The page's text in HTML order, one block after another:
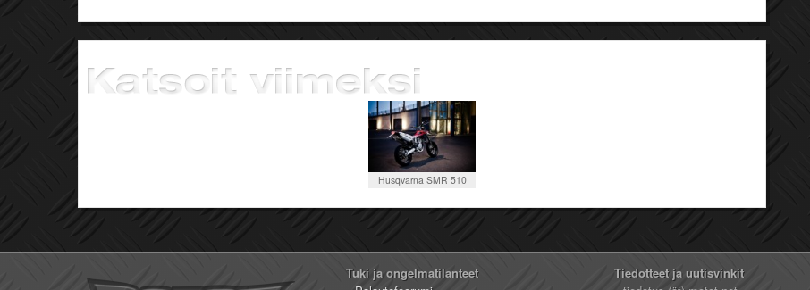
Husqvarna SMR 510
Tuki ja ongelmatilanteet
Tiedotteet ja uutisvinkit